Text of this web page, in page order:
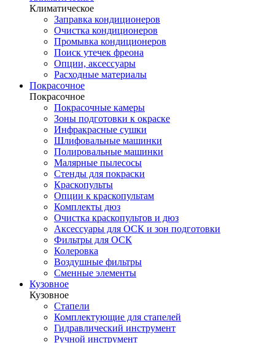
Климатическое
Заправка кондиционеров
Очистка кондиционеров
Промывка кондиционеров
Поиск утечек фреона
Опции, аксессуары
Расходные материалы
Покрасочное
Покрасочное
Покрасочные камеры
Зоны подготовки к окраске
Инфракрасные сушки
Шлифовальные машинки
Полировальные машинки
Малярные пылесосы
Стенды для покраски
Краскопульты
Опции к краскопультам
Комплекты дюз
Очистка краскопультов и дюз
Аксессуары для ОСК и зон подготовки
Фильтры для ОСК
Колеровка
Воздушные фильтры
Сменные элементы
Кузовное
Кузовное
Стапели
Комплектующие для стапелей
Гидравлический инструмент
Ручной инструмент